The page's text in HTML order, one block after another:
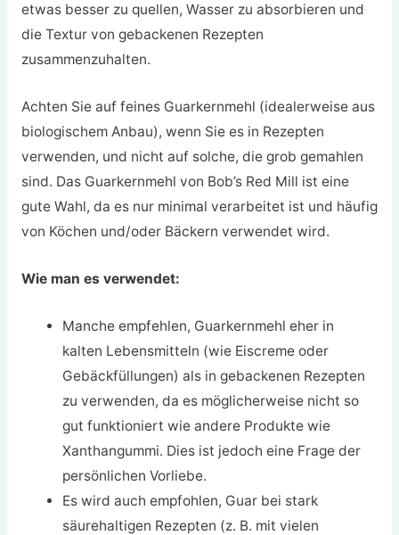
etwas besser zu quellen, Wasser zu absorbieren und
die Textur von gebackenen Rezepten
zusammenzuhalten.
Achten Sie auf feines Guarkernmehl (idealerweise aus
biologischem Anbau), wenn Sie es in Rezepten
verwenden, und nicht auf solche, die grob gemahlen
sind. Das Guarkernmehl von Bob’s Red Mill ist eine
gute Wahl, da es nur minimal verarbeitet ist und häufig
von Köchen und/oder Bäckern verwendet wird.
Wie man es verwendet:
Manche empfehlen, Guarkernmehl eher in
kalten Lebensmitteln (wie Eiscreme oder
Gebäckfüllungen) als in gebackenen Rezepten
zu verwenden, da es möglicherweise nicht so
gut funktioniert wie andere Produkte wie
Xanthangummi. Dies ist jedoch eine Frage der
persönlichen Vorliebe.
Es wird auch empfohlen, Guar bei stark
säurehaltigen Rezepten (z. B. mit vielen